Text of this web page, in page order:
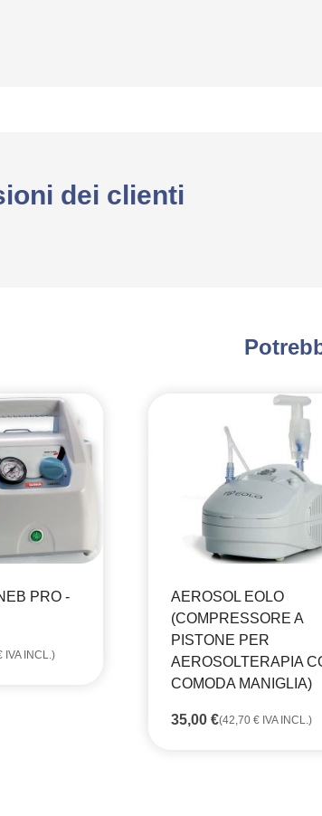
dei clienti
PRO -
IVA INCL.)
AEROSOL EOLO
(COMPRESSORE A
PISTONE PER
AEROSOLTERAPIA
COMODA MANIGLIA)
35,00 €(42,70 € IVA INCL.)